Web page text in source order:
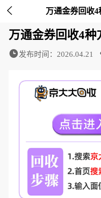
 万通金券回收
万通金券回收4种
发布时间：2026.04.21